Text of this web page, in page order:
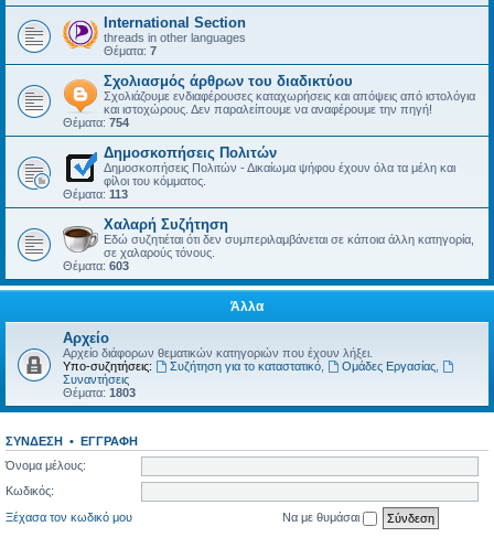
International Section
threads in other languages
Θέματα: 7
Σχολιασμός άρθρων του διαδικτύου
Σχολιάζουμε ενδιαφέρουσες καταχωρήσεις και απόψεις από ιστολόγια
και ιστοχώρους. Δεν παραλείπουμε να αναφέρουμε την πηγή!
Θέματα: 754
Δημοσκοπήσεις Πολιτών
Δημοσκοπήσεις Πολιτών - Δικαίωμα ψήφου έχουν όλα τα μέλη και
φίλοι του κόμματος.
Θέματα: 113
Χαλαρή Συζήτηση
Εδώ συζητιέται ότι δεν συμπεριλαμβάνεται σε κάποια άλλη κατηγορία,
σε χαλαρούς τόνους.
Θέματα: 603
Άλλα
Αρχείο
Αρχείο διάφορων θεματικών κατηγοριών που έχουν λήξει.
Υπο-συζητήσεις:
Συζήτηση για το καταστατικό, Ομάδες Εργασίας,
Συναντήσεις
Θέματα: 1803
ΣΎΝΔΕΣΗ • ΕΓΓΡΑΦΉ
Όνομα μέλους:
Κωδικός:
Ξέχασα τον κωδικό μου
Να με θυμάσαι